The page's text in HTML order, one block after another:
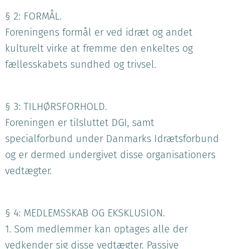
§ 2: FORMÅL.
Foreningens formål er ved idræt og andet
kulturelt virke at fremme den enkeltes og
fællesskabets sundhed og trivsel.
§ 3: TILHØRSFORHOLD.
Foreningen er tilsluttet DGI, samt
specialforbund under Danmarks Idrætsforbund
og er dermed undergivet disse organisationers
vedtægter.
§ 4: MEDLEMSSKAB OG EKSKLUSION.
1. Som medlemmer kan optages alle der
vedkender sig disse vedtægter. Passive